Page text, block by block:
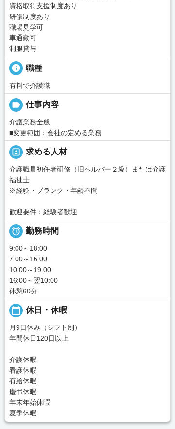
資格取得支援制度あり
研修制度あり
職場見学可
車通勤可
制服貸与
info 職種
有料で介護職
label 仕事内容
介護業務全般
■変更範囲：会社の定める業務
portrait 求める人材
介護職員初任者研修（旧ヘルパー２級）または介護
福祉士
※経験・ブランク・年齢不問
歓迎要件：経験者歓迎
 勤務時間
9:00～18:00
7:00～16:00
10:00～19:00
16:00～翌10:00
休憩60分
calendar_today 休日・休暇
月9日休み（シフト制）
年間休日120日以上
介護休暇
看護休暇
有給休暇
慶弔休暇
年末年始休暇
夏季休暇